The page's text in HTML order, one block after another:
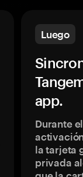
Luego
app.
Durante
la tarjeta
privada